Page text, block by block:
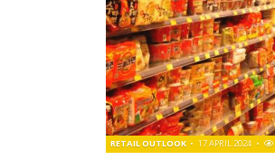
RETAIL OUTLOOK 17 APRIL 2024